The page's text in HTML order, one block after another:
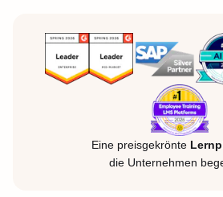
Eine preisgekrönte
die Unternehmen